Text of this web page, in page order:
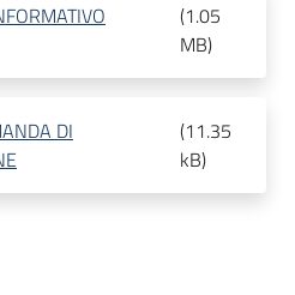
(1.05
MB)
DI
(11.35
kB)